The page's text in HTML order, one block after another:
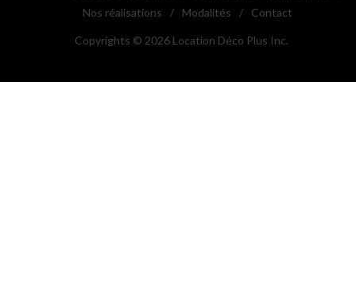
Nos réalisations
/ Modalités / Contact
Copyrights © 2026 Location Déco Plus Inc.